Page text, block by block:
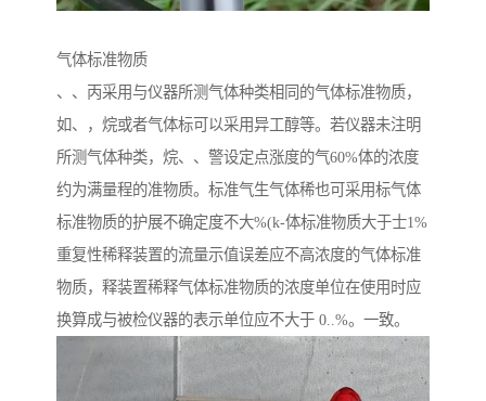
气体标准物质
、、丙采用与仪器所测气体种类相同的气体标准物质，
如、，烷或者气体标可以采用异工醇等。若仪器未注明
所测气体种类，烷、、警设定点涨度的气60%体的浓度
约为满量程的准物质。标准气生气体稀也可采用标气体
标准物质的护展不确定度不大%(k-体标准物质大于士1%
重复性稀释装置的流量示值误差应不高浓度的气体标准
物质，释装置稀释气体标准物质的浓度单位在使用时应
换算成与被检仪器的表示单位应不大于 0..%。一致。